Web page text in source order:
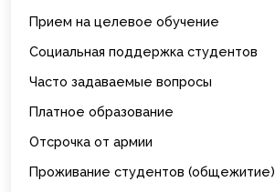
Прием на целевое обучение
Социальная поддержка студентов
Часто задаваемые вопросы
Платное образование
Отсрочка от армии
Проживание студентов (общежитие)